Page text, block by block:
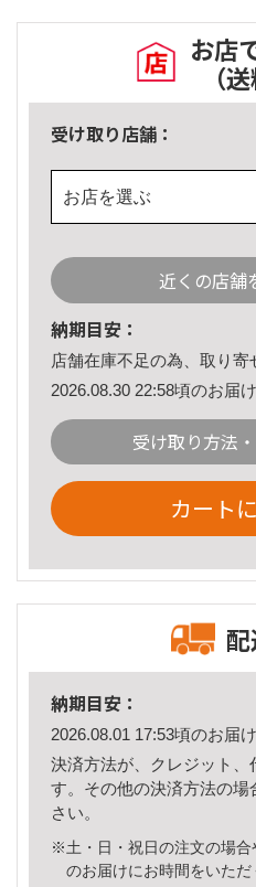
お店
（
受け取り店舗：
お店を選ぶ
近くの店舗
納期目安：
店舗在庫不足の為、取り寄
2026.08.30 22:58頃のお届
受け取り方法
カート
納期目安：
2026.08.01 17:53頃のお届
決済方法が、クレジット、
す。その他の決済方法の場
さい。
※土・日・祝日の注文の場合
のお届けにお時間をいただ